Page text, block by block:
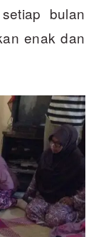
bulan
enak dan